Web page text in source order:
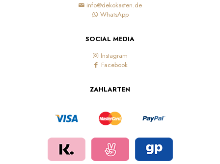
info@dekokasten.de
WhatsApp
SOCIAL MEDIA
Instagram
Facebook
ZAHLARTEN